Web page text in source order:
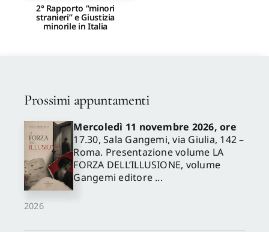
2° Rapporto “minori
stranieri” e Giustizia
minorile in Italia
Prossimi appuntamenti
2026
Mercoledì 11 novembre 2026, ore
17.30, Sala Gangemi, via Giulia, 142 –
Roma. Presentazione volume LA
FORZA DELL’ILLUSIONE, volume
Gangemi editore ...